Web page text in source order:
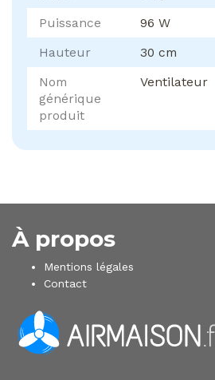
Puissance
96 W
Hauteur
30 cm
Nom
générique
produit
Ventilateur
À propos
Mentions légales
Contact